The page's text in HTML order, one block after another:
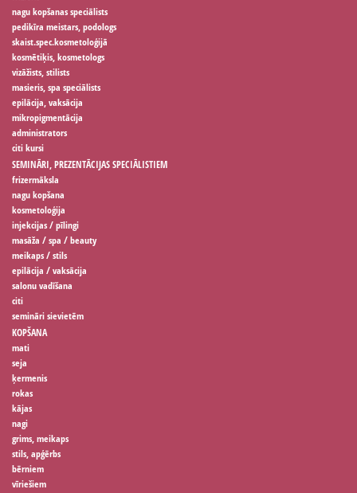
nagu kopšanas speciālists
pedikīra meistars, podologs
skaist.spec.kosmetoloģijā
kosmētiķis, kosmetologs
vizāžists, stilists
masieris, spa speciālists
epilācija, vaksācija
mikropigmentācija
administrators
citi kursi
SEMINĀRI, PREZENTĀCIJAS SPECIĀLISTIEM
frizermāksla
nagu kopšana
kosmetoloģija
injekcijas / pīlingi
masāža / spa / beauty
meikaps / stils
epilācija / vaksācija
salonu vadīšana
citi
semināri sievietēm
KOPŠANA
mati
seja
ķermenis
rokas
kājas
nagi
grims, meikaps
stils, apģērbs
bērniem
vīriešiem